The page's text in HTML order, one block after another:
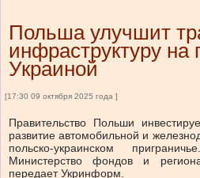
Польша улучшит
инфраструктуру на
Украиной
[17:30 09 октября 2025 года ]
Правительство Польши
развитие автомобильной и
польско-украинском приграничье.
Министерство фондов и
передает Укринформ.